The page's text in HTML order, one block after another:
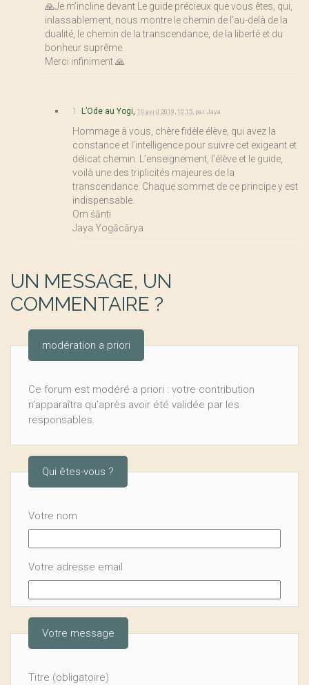
🙏Je m’incline devant Le guide précieux que vous êtes, qui,
inlassablement, nous montre le chemin de l’au-delà de la
dualité, le chemin de la transcendance, de la liberté et du
bonheur suprême.
Merci infiniment 🙏
1. L’Ode au Yogi, 19 avril 2019, 10:15 parJaya
Hommage à vous, chère fidèle élève, qui avez la
constance et l’intelligence pour suivre cet exigeant et
délicat chemin. L’enseignement, l’élève et le guide,
voilà une des triplicités majeures de la
transcendance. Chaque sommet de ce principe y est
indispensable.
Om śānti
Jaya Yogācārya
UN MESSAGE, UN
COMMENTAIRE ?
modération a priori
Ce forum est modéré a priori : votre contribution
n’apparaîtra qu’après avoir été validée par les
responsables.
Qui êtes-vous ?
Votre nom
Votre adresse email
Votre message
Titre (obligatoire)